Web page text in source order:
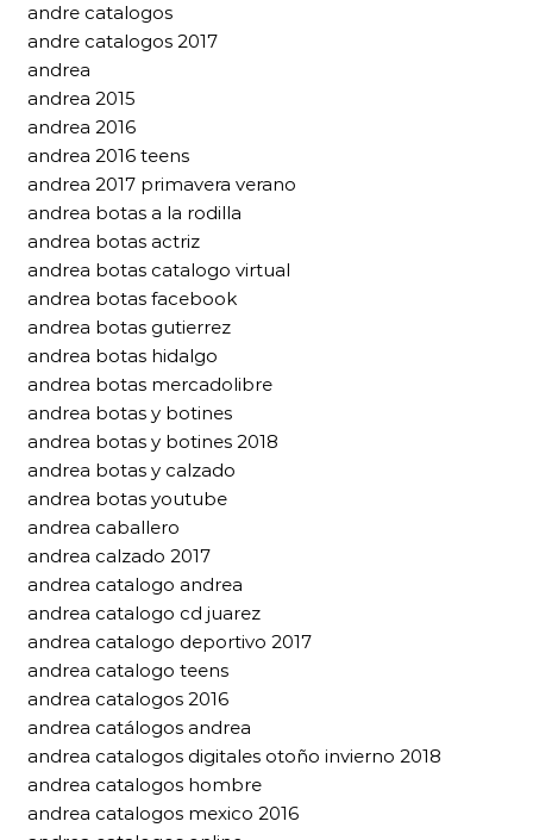
andre catalogos
andre catalogos 2017
andrea
andrea 2015
andrea 2016
andrea 2016 teens
andrea 2017 primavera verano
andrea botas a la rodilla
andrea botas actriz
andrea botas catalogo virtual
andrea botas facebook
andrea botas gutierrez
andrea botas hidalgo
andrea botas mercadolibre
andrea botas y botines
andrea botas y botines 2018
andrea botas y calzado
andrea botas youtube
andrea caballero
andrea calzado 2017
andrea catalogo andrea
andrea catalogo cd juarez
andrea catalogo deportivo 2017
andrea catalogo teens
andrea catalogos 2016
andrea catálogos andrea
andrea catalogos digitales otoño invierno 2018
andrea catalogos hombre
andrea catalogos mexico 2016